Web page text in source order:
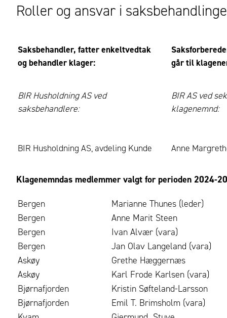
Roller og ansvar i
Saksbehandler, fatter enkeltvedtak
og behandler klager:
går til
BIR Husholdning AS ved
saksbehandlere:
BIR AS ved
klagenemnd:
BIR Husholdning AS, avdeling Kunde Anne
Klagenemndas medlemmer valgt for perioden 2024-
Bergen
Marianne Thunes (leder)
Bergen
Anne Marit Steen
Bergen
Ivan Alvær (vara)
Bergen
Jan Olav Langeland (vara)
Askøy
Grethe Hæggernæs
Askøy
Karl Frode Karlsen (vara)
Bjørnafjorden
Kristin Søfteland-Larsson
Bjørnafjorden
Emil T. Brimsholm (vara)